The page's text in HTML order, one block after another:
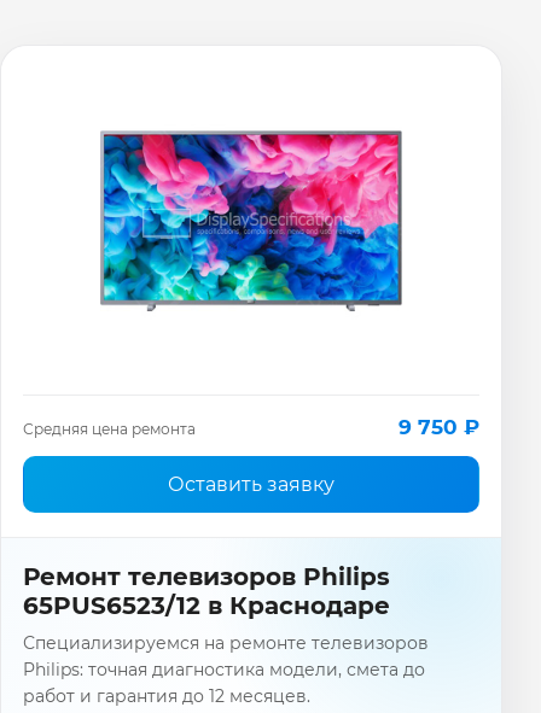
Средняя цена ремонта 9 750 ₽
Оставить заявку
Ремонт телевизоров Philips
65PUS6523/12 в Краснодаре
Специализируемся на ремонте телевизоров
Philips: точная диагностика модели, смета до
работ и гарантия до 12 месяцев.